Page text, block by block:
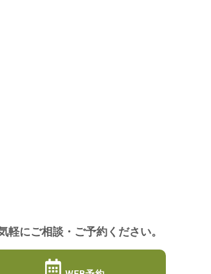
軽にご相談・ご予約ください。